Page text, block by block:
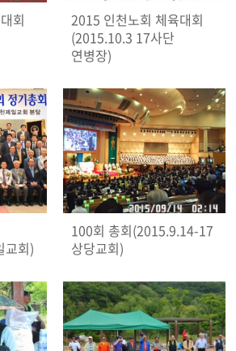
회
2015 인천노회 체육대회
(2015.10.3 17사단
연병장)
교회)
100회 총회(2015.9.14-17
상당교회)